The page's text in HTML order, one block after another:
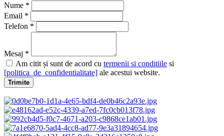
Nume *
Email *
Telefon *
Mesaj *
Am citit și sunt de acord cu termenii si conditiile si
[politica_de_confidentialitate] ale acestui website.
Trimite